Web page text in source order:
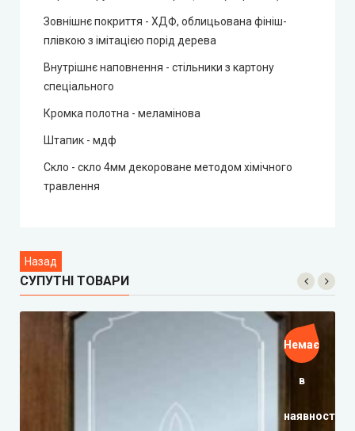
Зовнішнє покриття - ХДФ, облицьована фініш-
плівкою з імітацією порід дерева
Внутрішнє наповнення - стільники з картону
спеціального
Кромка полотна - меламінова
Штапик - мдф
Скло - скло 4мм декороване методом хімічного
травлення
СУПУТНІ ТОВАРИ
Немає
в
наявності